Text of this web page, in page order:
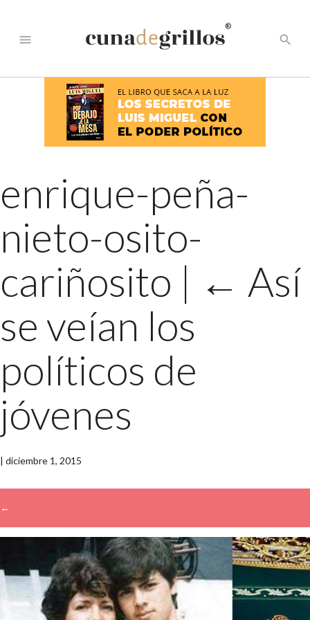
menu
®
search
enrique-peña-
nieto-osito-
cariñosito | ← Así
se veían los
políticos de
jóvenes
| diciembre 1, 2015
←